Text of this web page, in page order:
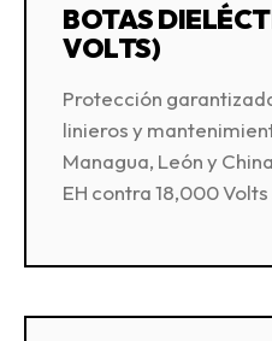
BOTAS
VOLTS)
Protección
linieros y
Managua, León y
EH contra 18,000